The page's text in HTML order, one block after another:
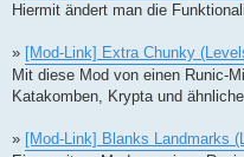
Hiermit ändert man die
» [Mod-Link] Extra Chunky
Mit diese Mod von einen Runic-
Katakomben, Krypta und
» [Mod-Link] Blanks Landmarks